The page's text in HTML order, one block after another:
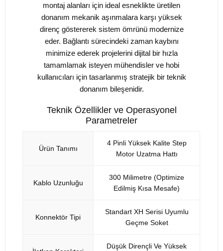
montaj alanları için ideal esneklikte üretilen
donanım mekanik aşınmalara karşı yüksek
direnç göstererek sistem ömrünü modernize
eder. Bağlantı sürecindeki zaman kaybını
minimize ederek projelerini dijital bir hızla
tamamlamak isteyen mühendisler ve hobi
kullanıcıları için tasarlanmış stratejik bir teknik
donanım bileşenidir.
Teknik Özellikler ve Operasyonel
Parametreler
Ürün Tanımı
4 Pinli Yüksek Kalite Step
Motor Uzatma Hattı
Kablo Uzunluğu
300 Milimetre (Optimize
Edilmiş Kısa Mesafe)
Konnektör Tipi
Standart XH Serisi Uyumlu
Geçme Soket
Düşük Dirençli Ve Yüksek